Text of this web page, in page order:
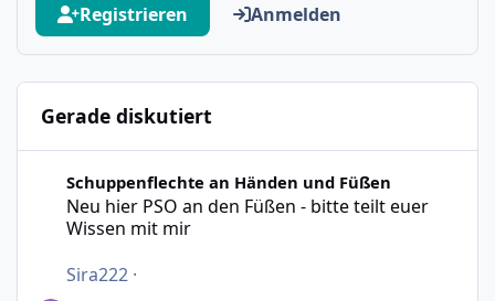
Registrieren Anmelden
Gerade diskutiert
Schuppenflechte an Händen und Füßen
Neu hier PSO an den Füßen - bitte teilt euer
Wissen mit mir
Sira222 ·